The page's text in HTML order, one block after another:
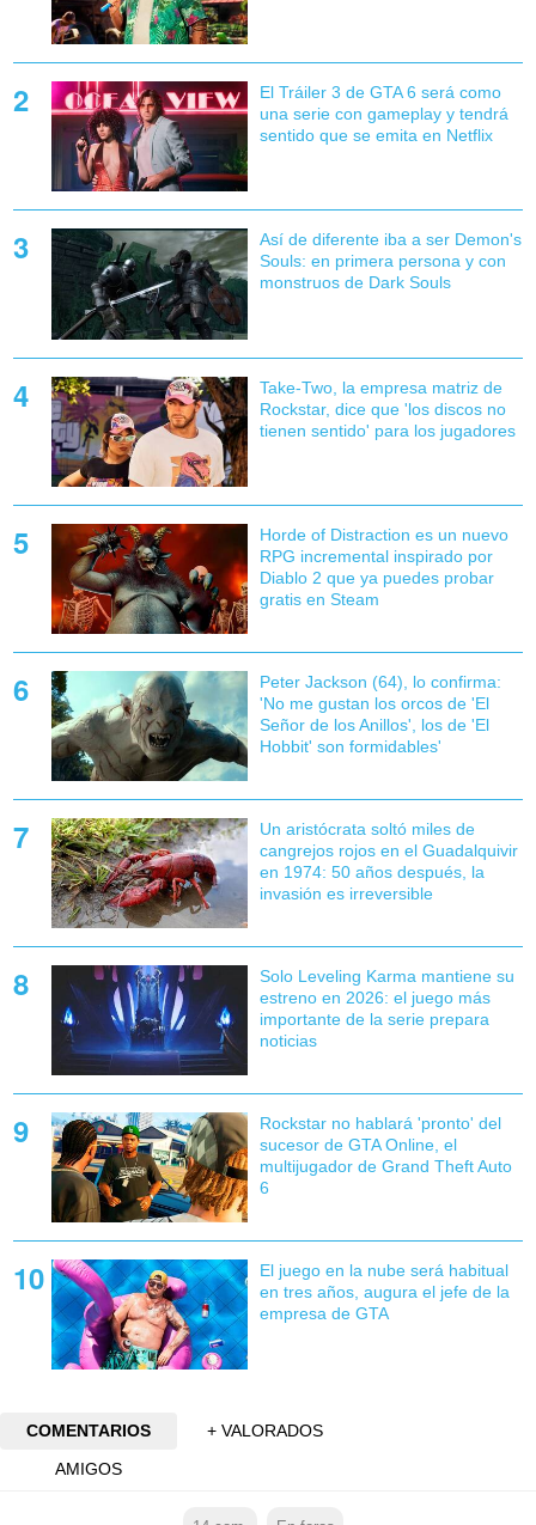
El Tráiler 3 de GTA 6 será como
una serie con gameplay y tendrá
sentido que se emita en Netflix
Así de diferente iba a ser Demon's
Souls: en primera persona y con
monstruos de Dark Souls
Take-Two, la empresa matriz de
Rockstar, dice que 'los discos no
tienen sentido' para los jugadores
Horde of Distraction es un nuevo
RPG incremental inspirado por
Diablo 2 que ya puedes probar
gratis en Steam
Peter Jackson (64), lo confirma:
'No me gustan los orcos de 'El
Señor de los Anillos', los de 'El
Hobbit' son formidables'
Un aristócrata soltó miles de
cangrejos rojos en el Guadalquivir
en 1974: 50 años después, la
invasión es irreversible
Solo Leveling Karma mantiene su
estreno en 2026: el juego más
importante de la serie prepara
noticias
Rockstar no hablará 'pronto' del
sucesor de GTA Online, el
multijugador de Grand Theft Auto
6
El juego en la nube será habitual
en tres años, augura el jefe de la
empresa de GTA
COMENTARIOS
+ VALORADOS
AMIGOS